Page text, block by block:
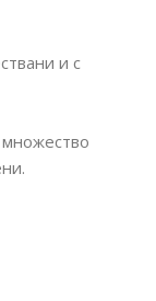
и с